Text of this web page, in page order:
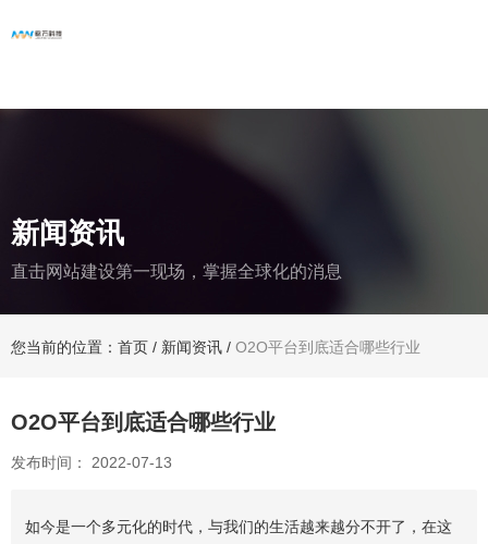
新闻资讯
直击网站建设第一现场，掌握全球化的消息
您当前的位置：首页 / 新闻资讯 / O2O平台到底适合哪些行业
O2O平台到底适合哪些行业
发布时间： 2022-07-13
如今是一个多元化的时代，与我们的生活越来越分不开了，在这